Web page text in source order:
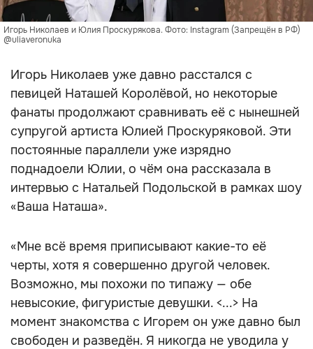
Игорь Николаев и Юлия Проскурякова. Фото: Instagram (Запрещён в РФ)
@uliaveronuka
Игорь Николаев уже давно расстался с
певицей Наташей Королёвой, но некоторые
фанаты продолжают сравнивать её с нынешней
супругой артиста Юлией Проскуряковой. Эти
постоянные параллели уже изрядно
поднадоели Юлии, о чём она рассказала в
интервью с Натальей Подольской в рамках шоу
«Ваша Наташа».
«Мне всё время приписывают какие-то её
черты, хотя я совершенно другой человек.
Возможно, мы похожи по типажу — обе
невысокие, фигуристые девушки. <...> На
момент знакомства с Игорем он уже давно был
свободен и разведён. Я никогда не уводила у